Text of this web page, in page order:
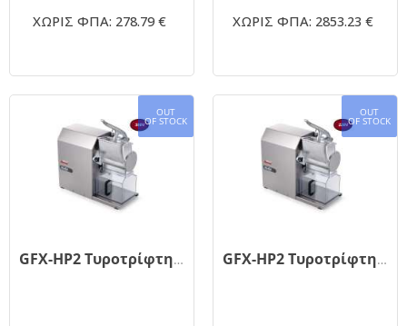
ΧΩΡΙΣ ΦΠΑ: 278.79 € ΧΩΡΙΣ ΦΠΑ: 2853.23 €
OUT
OF STOCK
GFX-HP2 Τυροτρίφτης 380V
OUT
OF STOCK
GFX-HP2 Τυροτρίφτης 220V